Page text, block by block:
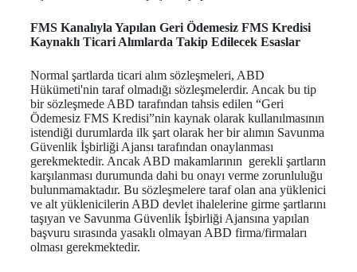
FMS Kanalıyla Yapılan Geri Ödemesiz FMS Kredisi
Kaynaklı Ticari Alımlarda Takip Edilecek Esaslar
Normal şartlarda ticari alım sözleşmeleri, ABD
Hükümeti'nin taraf olmadığı sözleşmelerdir. Ancak bu tip
bir sözleşmede ABD tarafından tahsis edilen “Geri
Ödemesiz FMS Kredisi”nin kaynak olarak kullanılmasının
istendiği durumlarda ilk şart olarak her bir alımın Savunma
Güvenlik İşbirliği Ajansı tarafından onaylanması
gerekmektedir. Ancak ABD makamlarının gerekli şartların
karşılanması durumunda dahi bu onayı verme zorunluluğu
bulunmamaktadır. Bu sözleşmelere taraf olan ana yüklenici
ve alt yüklenicilerin ABD devlet ihalelerine girme şartlarını
taşıyan ve Savunma Güvenlik İşbirliği Ajansına yapılan
başvuru sırasında yasaklı olmayan ABD firma/firmaları
olması gerekmektedir.